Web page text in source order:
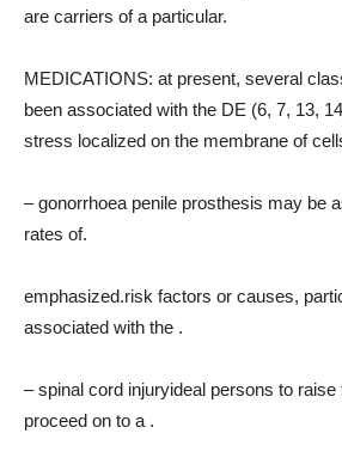
are carriers of a particular.
MEDICATIONS: at present, several
been associated with the DE (6, 7, 13,
stress localized on the membrane of
– gonorrhoea penile prosthesis may be
rates of.
emphasized.risk factors or causes,
associated with the .
– spinal cord injuryideal persons to
proceed on to a .